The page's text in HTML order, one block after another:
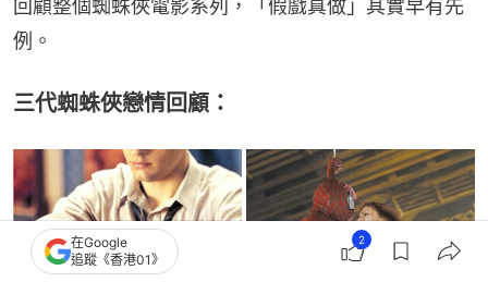
回顧整個蜘蛛俠電影系列，「假戲真做」其實早有先
例。
三代蜘蛛俠戀情回顧：
在Google
追蹤《香港01》
2